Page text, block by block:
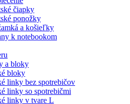
čiapky
ponožky
a košieľky
k notebookom
a bloky
bloky
linky bez spotrebičov
linky so spotrebičmi
linky v tvare L